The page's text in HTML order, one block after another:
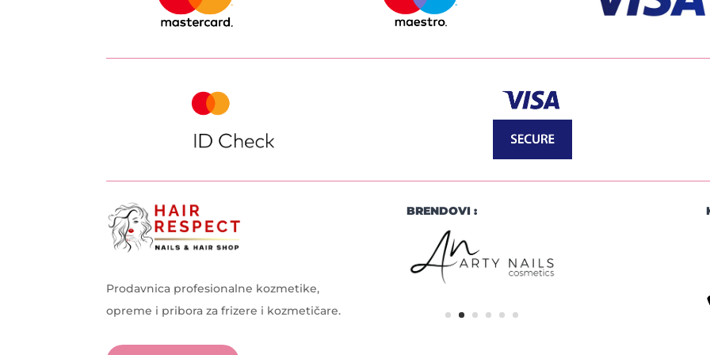
Prodavnica profesionalne kozmetike,
opreme i pribora za frizere i kozmetičare.
BRENDOVI :